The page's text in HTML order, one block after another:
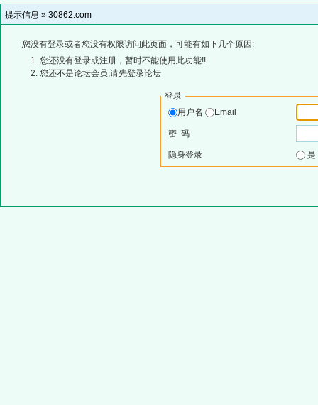
提示信息 » 30862.com
您没有登录或者您没有权限访问此页面，可能有如下几个原因:
您还没有登录或注册，暂时不能使用此功能!!
您还不是论坛会员,请先登录论坛
登录
用户名
Email
密 码
隐身登录